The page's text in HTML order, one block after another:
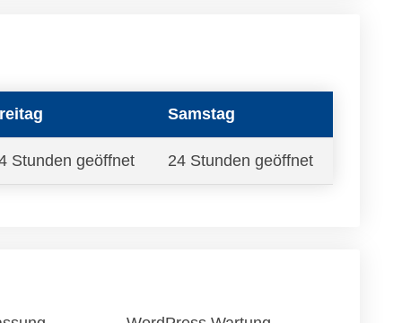
Samstag
Stunden geöffnet 24 Stunden geöffnet